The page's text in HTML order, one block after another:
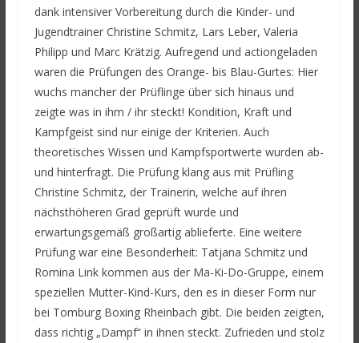
dank intensiver Vorbereitung durch die Kinder- und
Jugendtrainer Christine Schmitz, Lars Leber, Valeria
Philipp und Marc Krätzig. Aufregend und actiongeladen
waren die Prüfungen des Orange- bis Blau-Gurtes: Hier
wuchs mancher der Prüflinge über sich hinaus und
zeigte was in ihm / ihr steckt! Kondition, Kraft und
Kampfgeist sind nur einige der Kriterien. Auch
theoretisches Wissen und Kampfsportwerte wurden ab-
und hinterfragt. Die Prüfung klang aus mit Prüfling
Christine Schmitz, der Trainerin, welche auf ihren
nächsthöheren Grad geprüft wurde und
erwartungsgemäß großartig ablieferte. Eine weitere
Prüfung war eine Besonderheit: Tatjana Schmitz und
Romina Link kommen aus der Ma-Ki-Do-Gruppe, einem
speziellen Mutter-Kind-Kurs, den es in dieser Form nur
bei Tomburg Boxing Rheinbach gibt. Die beiden zeigten,
dass richtig „Dampf“ in ihnen steckt. Zufrieden und stolz